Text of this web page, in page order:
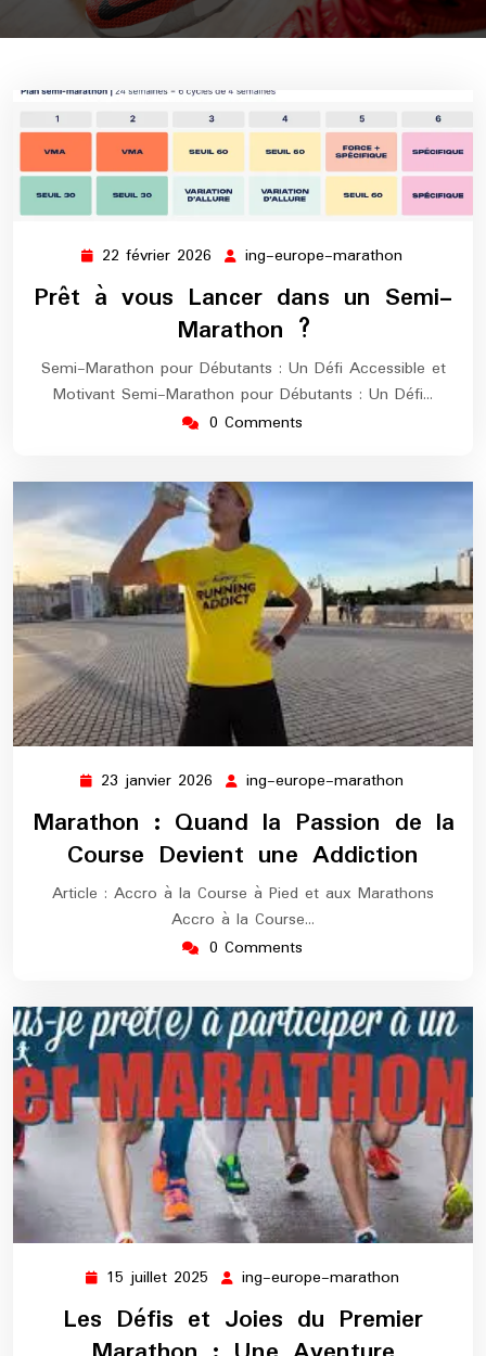
22 février 2026 22
2026
ing-europe-marathon
europe-
marathon
Prêt à vous Lancer dans un Semi-
Marathon ?
Semi-Marathon pour Débutants : Un Défi Accessible et
Motivant Semi-Marathon pour Débutants : Un Défi…
0 Comments
23 janvier 2026 23
janvier
2026
ing-europe-marathon
europe-
marathon
Marathon : Quand la Passion de la
Course Devient une Addiction
Article : Accro à la Course à Pied et aux Marathons
Accro à la Course…
0 Comments
15 juillet 2025 15
juillet
2025
ing-europe-marathon
europe-
marathon
Les Défis et Joies du Premier